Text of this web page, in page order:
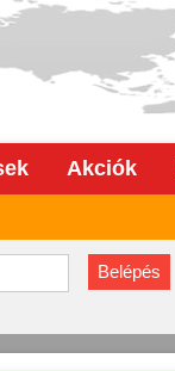
Akciók